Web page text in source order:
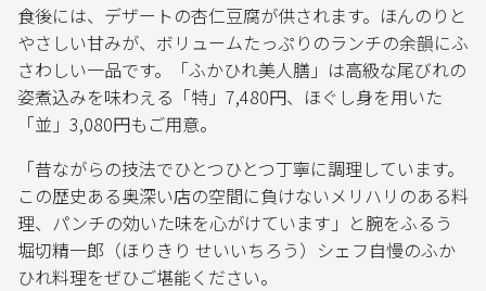
食後には、デザートの杏仁豆腐が供されます。ほんのりと
やさしい甘みが、ボリュームたっぷりのランチの余韻にふ
さわしい一品です。「ふかひれ美人膳」は高級な尾びれの
姿煮込みを味わえる「特」7,480円、ほぐし身を用いた
「並」3,080円もご用意。
「昔ながらの技法でひとつひとつ丁寧に調理しています。
この歴史ある奥深い店の空間に負けないメリハリのある料
理、パンチの効いた味を心がけています」と腕をふるう
堀切精一郎（ほりきり せいいちろう）シェフ自慢のふか
ひれ料理をぜひご堪能ください。